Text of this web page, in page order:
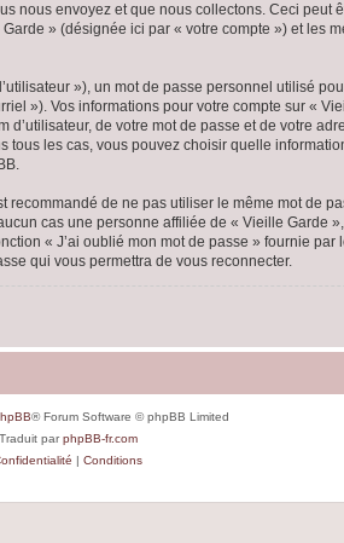
envoyez et que nous collectons. Ceci peut
» (désignée ici par « votre compte ») et les
»), un mot de passe personnel utilisé
»). Vos informations pour votre compte sur «
de votre mot de passe et de votre
les cas, vous pouvez choisir quelle
de ne pas utiliser le même mot de
cas une personne affiliée de « Vieille Garde
« J’ai oublié mon mot de passe » fournie
qui vous permettra de vous reconnecter.
® Forum Software © phpBB Limited
Traduit parphpBB-fr.com
| Conditions